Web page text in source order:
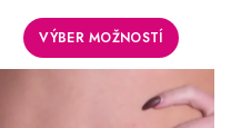
VÝBER MOŽNOSTÍ